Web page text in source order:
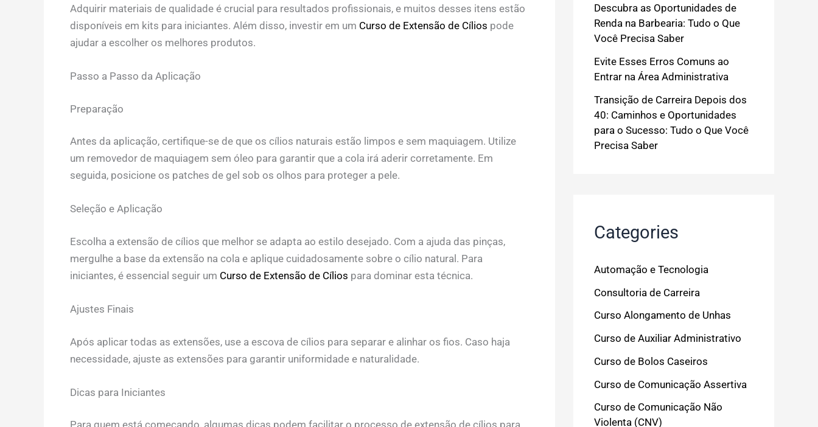
Adquirir materiais de qualidade é crucial para resultados profissionais, e muitos desses itens estão
disponíveis em kits para iniciantes. Além disso, investir em um Curso de Extensão de Cílios pode
ajudar a escolher os melhores produtos.
Passo a Passo da Aplicação
Preparação
Antes da aplicação, certifique-se de que os cílios naturais estão limpos e sem maquiagem. Utilize
um removedor de maquiagem sem óleo para garantir que a cola irá aderir corretamente. Em
seguida, posicione os patches de gel sob os olhos para proteger a pele.
Seleção e Aplicação
Escolha a extensão de cílios que melhor se adapta ao estilo desejado. Com a ajuda das pinças,
mergulhe a base da extensão na cola e aplique cuidadosamente sobre o cílio natural. Para
iniciantes, é essencial seguir um Curso de Extensão de Cílios para dominar esta técnica.
Ajustes Finais
Após aplicar todas as extensões, use a escova de cílios para separar e alinhar os fios. Caso haja
necessidade, ajuste as extensões para garantir uniformidade e naturalidade.
Dicas para Iniciantes
Descubra as Oportunidades de
Renda na Barbearia: Tudo o Que
Você Precisa Saber
Evite Esses Erros Comuns ao
Entrar na Área Administrativa
Transição de Carreira Depois dos
40: Caminhos e Oportunidades
para o Sucesso: Tudo o Que Você
Precisa Saber
Categories
Automação e Tecnologia
Consultoria de Carreira
Curso Alongamento de Unhas
Curso de Auxiliar Administrativo
Curso de Bolos Caseiros
Curso de Comunicação Assertiva
Curso de Comunicação Não
Violenta (CNV)